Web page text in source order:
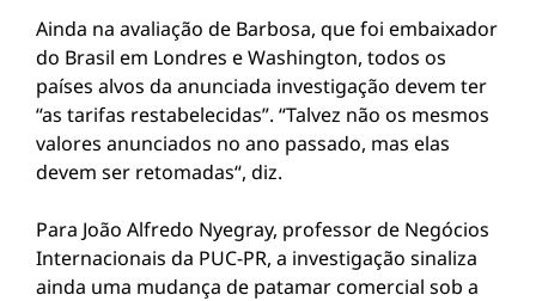
Ainda na avaliação de Barbosa, que foi embaixador
do Brasil em Londres e Washington, todos os
países alvos da anunciada investigação devem ter
“as tarifas restabelecidas”. “Talvez não os mesmos
valores anunciados no ano passado, mas elas
devem ser retomadas“, diz.
Para João Alfredo Nyegray, professor de Negócios
Internacionais da PUC-PR, a investigação sinaliza
ainda uma mudança de patamar comercial sob a